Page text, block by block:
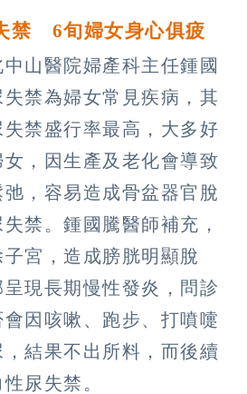
禁 6旬婦女身心俱疲
山醫院婦產科主任鍾國
禁為婦女常見疾病，其
禁盛行率最高，大多好
，因生產及老化會導致
，容易造成骨盆器官脫
禁。鍾國騰醫師補充，
宮，造成膀胱明顯脫
現長期慢性發炎，問診
因咳嗽、跑步、打噴嚏
結果不出所料，而後續
尿失禁。